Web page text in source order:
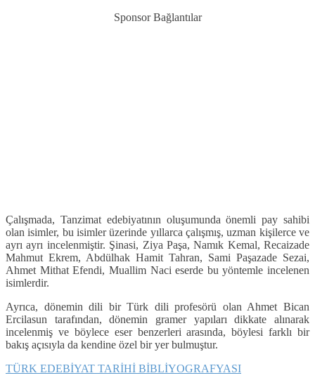
Sponsor Bağlantılar
Çalışmada, Tanzimat edebiyatının oluşumunda önemli pay sahibi
olan isimler, bu isimler üzerinde yıllarca çalışmış, uzman kişilerce ve
ayrı ayrı incelenmiştir. Şinasi, Ziya Paşa, Namık Kemal, Recaizade
Mahmut Ekrem, Abdülhak Hamit Tahran, Sami Paşazade Sezai,
Ahmet Mithat Efendi, Muallim Naci eserde bu yöntemle incelenen
isimlerdir.
Ayrıca, dönemin dili bir Türk dili profesörü olan Ahmet Bican
Ercilasun tarafından, dönemin gramer yapıları dikkate alınarak
incelenmiş ve böylece eser benzerleri arasında, böylesi farklı bir
bakış açısıyla da kendine özel bir yer bulmuştur.
TÜRK EDEBİYAT TARİHİ BİBLİYOGRAFYASI